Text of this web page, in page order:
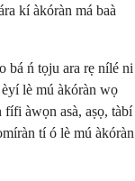
kí àkóràn má baà
bá ń tọju ara rẹ nílé ni
lè mú àkóràn wọ
àwọn asà, aṣọ, tàbí
tí ó lè mú àkóràn